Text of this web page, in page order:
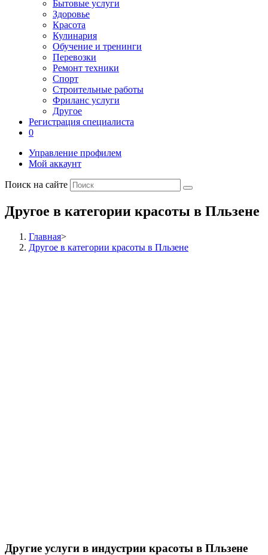
Бытовые услуги
Здоровье
Красота
Кулинария
Обучение и тренинги
Перевозки
Ремонт техники
Спорт
Строительные работы
Фриланс услуги
Другое
Регистрация специалиста
0
Управление профилем
Мой аккаунт
Поиск на сайте
Другое в категории красоты в Пльзене
Главная>
Другое в категории красоты в Пльзене
Другие услуги в индустрии красоты в Пльзене